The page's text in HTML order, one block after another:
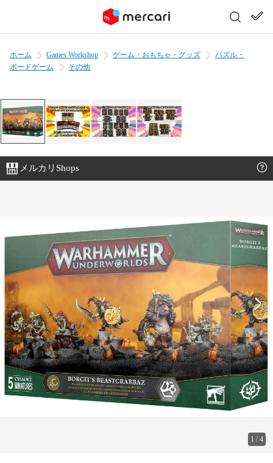
ホーム Games Workshop ゲーム・おもちゃ・グッズ
パズル・
ボードゲーム
その他
メルカリShops
1 /4